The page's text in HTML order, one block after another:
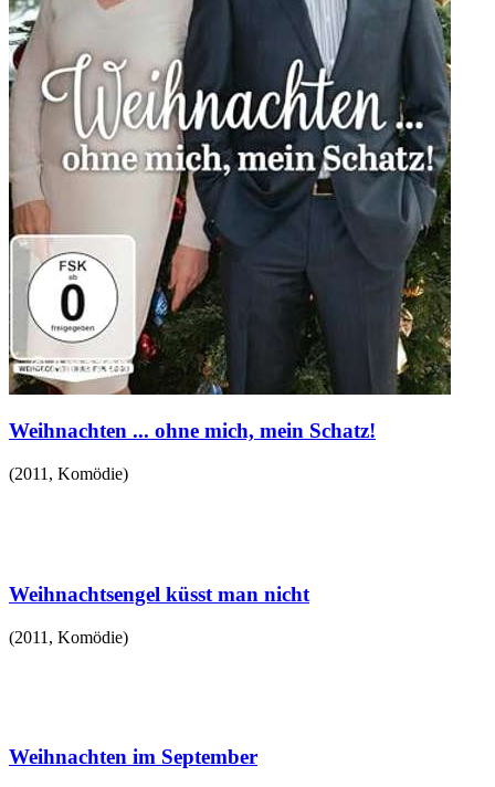
Weihnachten ... ohne mich, mein Schatz!
(2011 , Komödie)
Weihnachtsengel küsst man nicht
(2011 , Komödie)
Weihnachten im September